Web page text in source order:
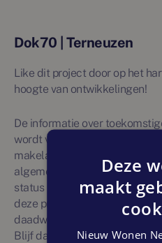
Dok70 | Terneuzen
Like dit project door op het
hoogte van ontwikkelingen!
De informatie over
wordt vanuit externe bronnen
makelaar beheerd. Daarom
algemene informatie
status 'toekomstig' zijn
deze projectvermelding is
daadwerkelijke en
Blijf daarom op de hoogte
Deze
maakt
Nieuw Wonen